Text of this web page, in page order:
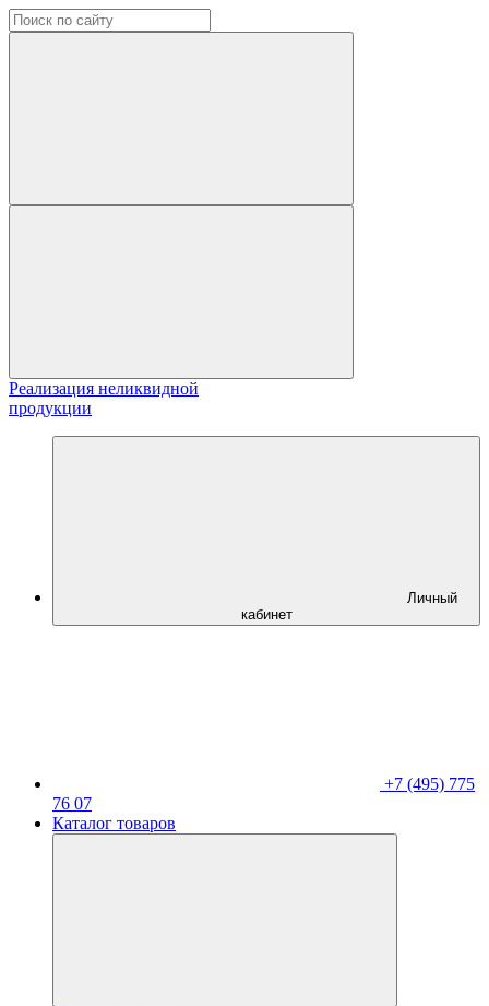
Реализация неликвидной
продукции
Личный
кабинет
+7 (495) 775
76 07
Каталог товаров